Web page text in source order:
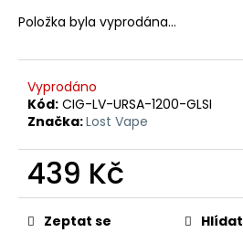
Položka byla vyprodána…
Vyprodáno
Kód: CIG-LV-URSA-1200-GLSI
Značka:Lost Vape
439 Kč
Měrná
cena:Zeptat se Hlídat
r
u
č
e
m
e
NANO